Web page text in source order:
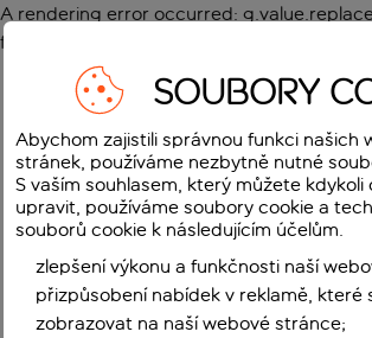
A rendering error occurred:
function
SOUBORY
Abychom zajistili správnou funkci našich
stránek, používáme nezbytně nutné
S vaším souhlasem, který můžete
upravit, používáme soubory cookie a
souborů cookie k následujícím účelům.
zlepšení výkonu a funkčnosti naší
přizpůsobení nabídek v reklamě, které
zobrazovat na naší webové stránce;